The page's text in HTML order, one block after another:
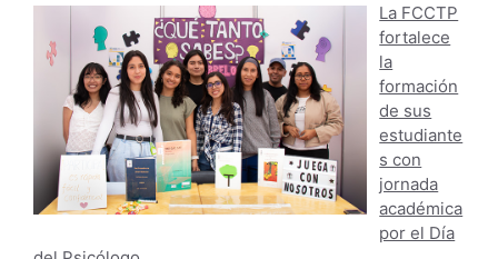
La FCCTP
fortalece
la
formación
de sus
estudiante
s con
jornada
académica
por el Día